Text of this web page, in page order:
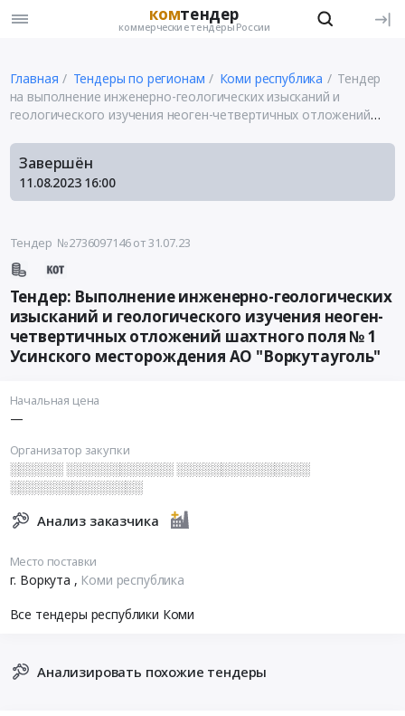
комтендер
коммерческие тендеры России
Главная Тендеры по регионам Коми республика
Тендер
на выполнение инженерно-геологических изысканий и
геологического изучения неоген-четвертичных отложений
"Воркутауголь"
Завершён
11.08.2023 16:00
Тендер №2736097146от 31.07.23
Тендер: Выполнение инженерно-геологических
изысканий и геологического изучения неоген-
четвертичных отложений шахтного поля № 1
Усинского месторождения АО "Воркутауголь"
Начальная цена
—
Организатор закупки
░░░░░░ ░░░░░░░░░░░░ ░░░░░░░░░░░░░░░
░░░░░░░░░░░░░░░
Анализ заказчика
Место поставки
г. Воркута , Коми республика
Все тендеры республики Коми
Анализировать похожие тендеры